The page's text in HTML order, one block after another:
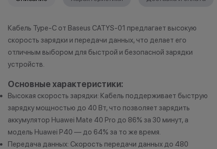
Apple Watch, MacBook. Устройство
подходит под программу Trade-in,
если оно находится в рабочем
состоянии, не имеет
корпусу и экрану, а также не
имеет следов контактов с
жидкостями.
2. Мгновенная диагностика
вашего устройства. Если ваше
устройство полностью подходит
*Акции и
характер.
•Организатор
право отказать
причинам
Кабель Type-C от Baseus CATYS-01 предлагает высокую
скорость зарядки и передачи данных, что делает его
отличным выбором для быстрой и безопасной зарядки
устройств.
Основные характеристики:
Высокая скорость зарядки: Кабель поддерживает быструю
зарядку мощностью до 40 Вт, что позволяет зарядить
аккумулятор Huawei Mate 40 Pro до 86% за 30 минут, а
модель Huawei P40 — до 64% за то же время.
Передача данных: Скорость передачи данных до 480